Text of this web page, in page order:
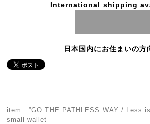
International shipping
日本国内にお住まいの方
item : ”GO THE PATHLESS WAY / Less
small wallet